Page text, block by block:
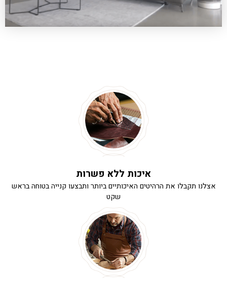
איכות ללא פשרות
אצלנו תקבלו את הרהיטים האיכותיים ביותר ותבצעו קנייה בטוחה בראש
שקט